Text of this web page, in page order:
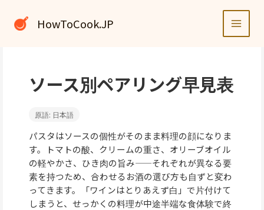
HowToCook.JP
ソース別ペアリング早見表
原語: 日本語
パスタはソースの個性がそのまま料理の顔になりま
す。トマトの酸、クリームの重さ、オリーブオイル
の軽やかさ、ひき肉の旨み——それぞれが異なる要
素を持つため、合わせるお酒の選び方も自ずと変わ
ってきます。「ワインはとりあえず白」で片付けて
しまうと、せっかくの料理が中途半端な食体験で終